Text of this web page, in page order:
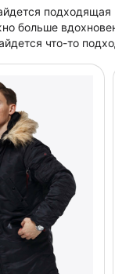
подходящая
больше
что-то